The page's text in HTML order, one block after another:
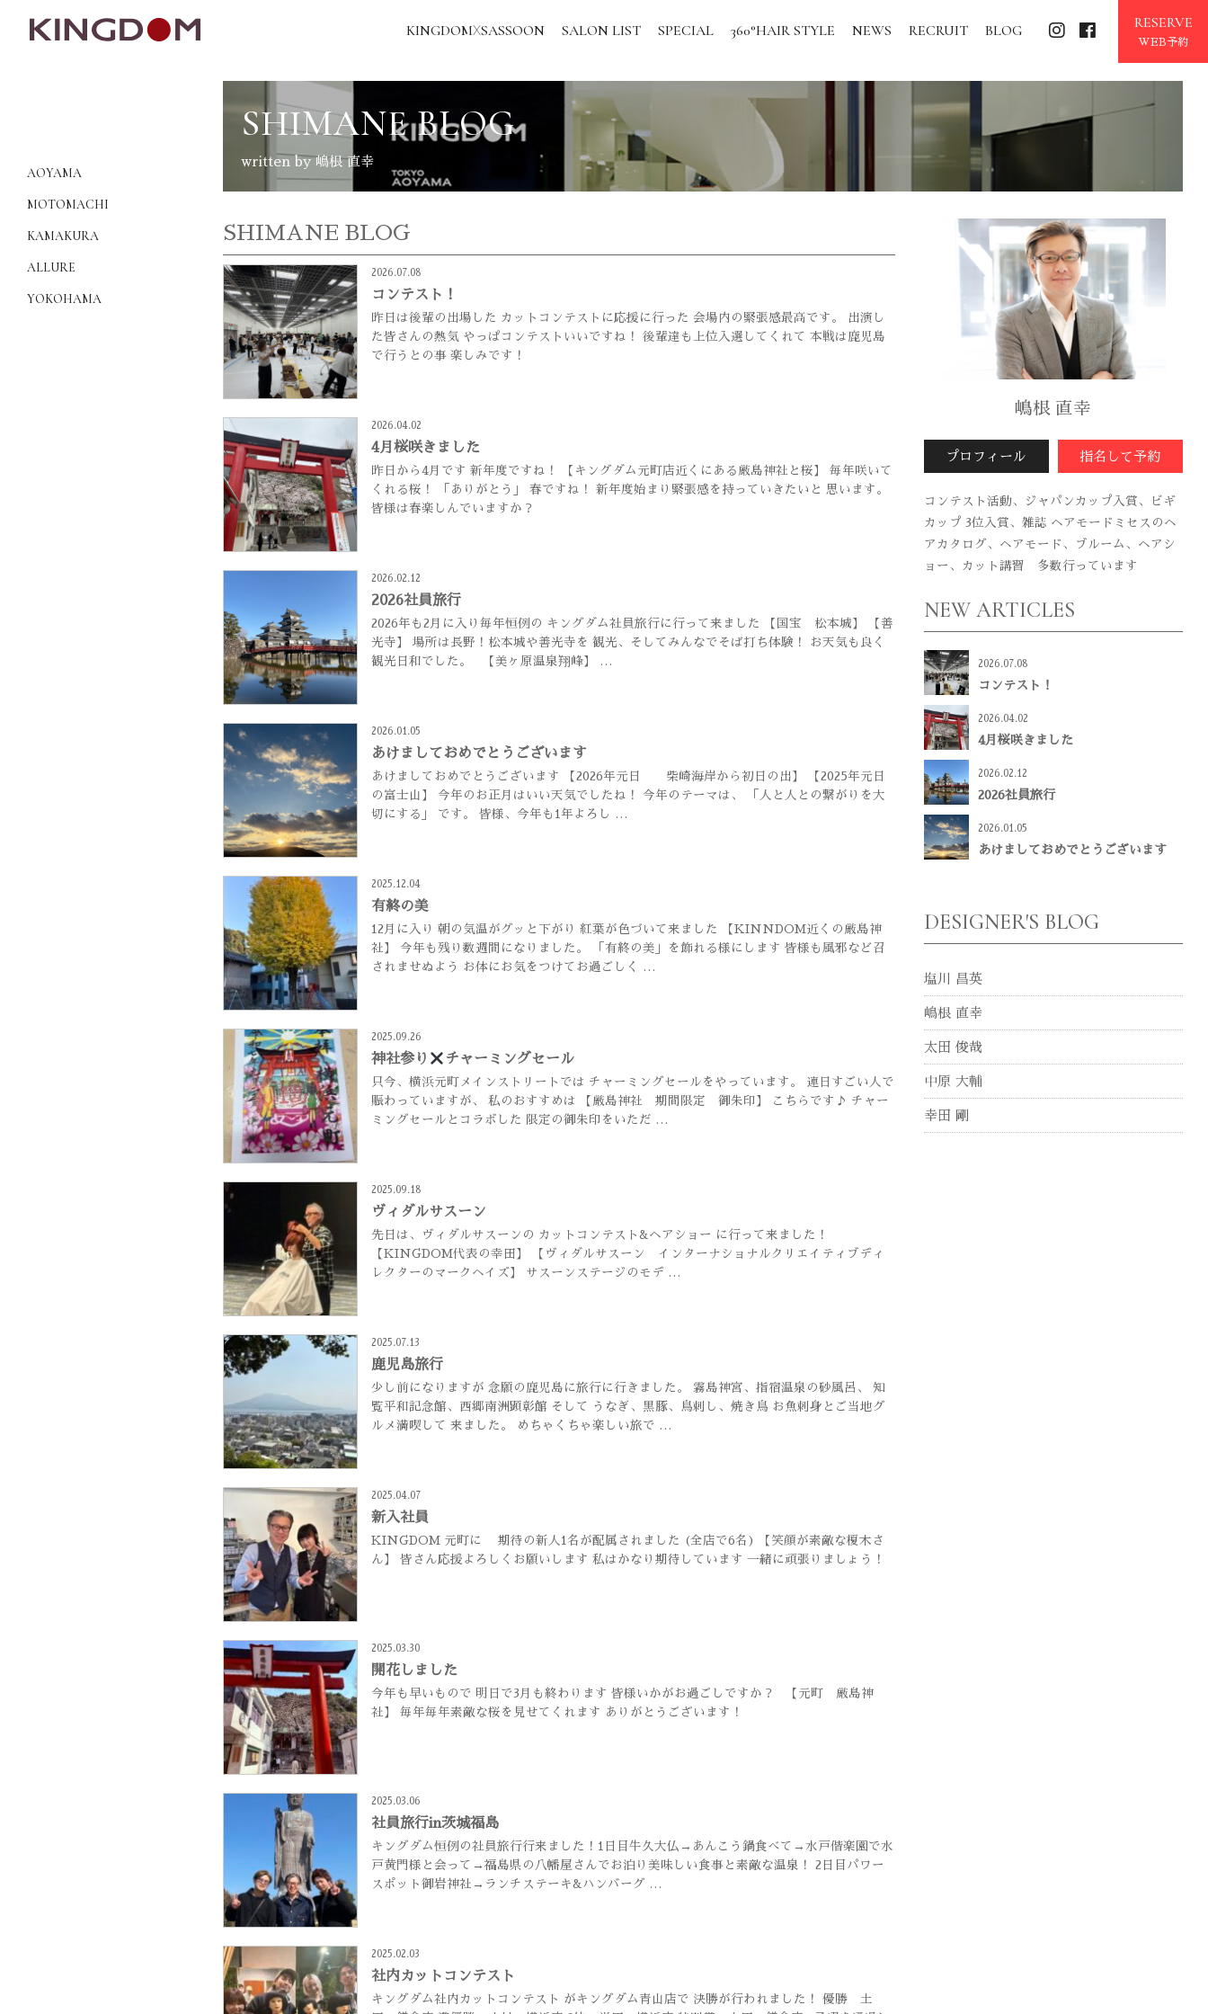
KINGDOMXSASSOON SALON LIST SPECIAL 360°HAIR STYLE NEWS RECRUIT BLOG RESERVE
WEB予約
AOYAMA
MOTOMACHI
KAMAKURA
ALLURE
YOKOHAMA
SHIMANE BLOG
written by 嶋根 直幸
SHIMANE BLOG
2026.07.08
コンテスト！
昨日は後輩の出場した カットコンテストに応援に行った 会場内の緊張感最高です。 出演し
た皆さんの熱気 やっぱコンテストいいですね！ 後輩達も上位入選してくれて 本戦は鹿児島
で行うとの事 楽しみです！
2026.04.02
4月桜咲きました
昨日から4月です 新年度ですね！ 【キングダム元町店近くにある厳島神社と桜】 毎年咲いて
くれる桜！ 「ありがとう」 春ですね！ 新年度始まり緊張感を持っていきたいと 思います。
皆様は春楽しんでいますか？
2026.02.12
2026社員旅行
2026年も2月に入り毎年恒例の キングダム社員旅行に行って来ました 【国宝 松本城】 【善
光寺】 場所は長野！松本城や善光寺を 観光、そしてみんなでそば打ち体験！ お天気も良く
観光日和でした。 【美ヶ原温泉翔峰】 …
2026.01.05
あけましておめでとうございます
あけましておめでとうございます 【2026年元日 柴崎海岸から初日の出】 【2025年元日
の富士山】 今年のお正月はいい天気でしたね！ 今年のテーマは、 「人と人との繋がりを大
切にする」 です。 皆様、今年も1年よろし …
2025.12.04
有終の美
12月に入り 朝の気温がグッと下がり 紅葉が色づいて来ました 【KINNDOM近くの厳島神
社】 今年も残り数週間になりました。 「有終の美」を飾れる様にします 皆様も風邪など召
されませぬよう お体にお気をつけてお過ごしく …
2025.09.26
神社参り チャーミングセール
只今、横浜元町メインストリートでは チャーミングセールをやっています。 連日すごい人で
賑わっていますが、 私のおすすめは 【厳島神社 期間限定 御朱印】 こちらです♪ チャー
ミングセールとコラボした 限定の御朱印をいただ …
2025.09.18
ヴィダルサスーン
先日は、ヴィダルサスーンの カットコンテスト&ヘアショー に行って来ました！
【KINGDOM代表の幸田】 【ヴィダルサスーン インターナショナルクリエイティブディ
レクターのマークヘイズ】 サスーンステージのモデ …
2025.07.13
鹿児島旅行
少し前になりますが 念願の鹿児島に旅行に行きました。 霧島神宮、指宿温泉の砂風呂、 知
覧平和記念館、西郷南洲顕彰館 そして うなぎ、黒豚、鳥刺し、焼き鳥 お魚刺身とご当地グ
ルメ満喫して 来ました。 めちゃくちゃ楽しい旅で …
2025.04.07
新入社員
KINGDOM 元町に 期待の新人1名が配属されました (全店で6名) 【笑顔が素敵な榎木さ
ん】 皆さん応援よろしくお願いします 私はかなり期待しています 一緒に頑張りましょう！
2025.03.30
開花しました
今年も早いもので 明日で3月も終わります 皆様いかがお過ごしですか？ 【元町 厳島神
社】 毎年毎年素敵な桜を見せてくれます ありがとうございます！
2025.03.06
社員旅行in茨城福島
キングダム恒例の社員旅行行来ました！1日目牛久大仏→あんこう鍋食べて→水戸偕楽園で水
戸黄門様と会って→福島県の八幡屋さんでお泊り美味しい食事と素敵な温泉！ 2日目パワー
スポット御岩神社→ランチステーキ&ハンバーグ …
2025.02.03
社内カットコンテスト
キングダム社内カットコンテスト がキングダム青山店で 決勝が行われました！ 優勝 土
嶋根 直幸
プロフィール 指名して予約
コンテスト活動、ジャパンカップ入賞、ビギ
カップ 3位入賞、雑誌 ヘアモードミセスのヘ
アカタログ、ヘアモード、ブルーム、ヘアシ
ョー、カット講習 多数行っています
NEW ARTICLES
2026.07.08
コンテスト！
2026.04.02
4月桜咲きました
2026.02.12
2026社員旅行
2026.01.05
あけましておめでとうございます
DESIGNER'S BLOG
塩川 昌英
嶋根 直幸
太田 俊哉
中原 大輔
幸田 剛